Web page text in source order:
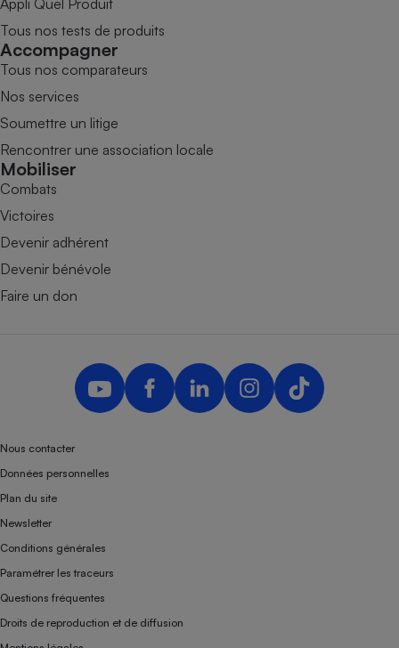
Tous nos tests de produits
Accompagner
Tous nos comparateurs
Nos services
Soumettre un litige
Rencontrer une association locale
Mobiliser
Combats
Victoires
Devenir adhérent
Devenir bénévole
Faire un don
Nous contacter
Données personnelles
Plan du site
Newsletter
Conditions générales
Paramétrer les traceurs
Questions fréquentes
Droits de reproduction et de diffusion